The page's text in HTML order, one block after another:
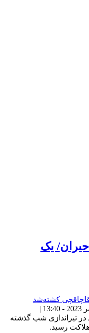
حیران/ یک
در تیراندازی شب گذشته
رسید.